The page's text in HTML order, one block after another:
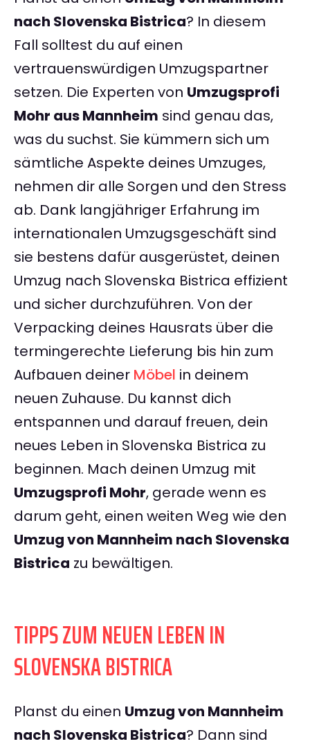
nach Slovenska Bistrica? In diesem
Fall solltest du auf einen
vertrauenswürdigen Umzugspartner
setzen. Die Experten von Umzugsprofi
Mohr aus Mannheim sind genau das,
was du suchst. Sie kümmern sich um
sämtliche Aspekte deines Umzuges,
nehmen dir alle Sorgen und den Stress
ab. Dank langjähriger Erfahrung im
internationalen Umzugsgeschäft sind
sie bestens dafür ausgerüstet, deinen
Umzug nach Slovenska Bistrica effizient
und sicher durchzuführen. Von der
Verpacking deines Hausrats über die
termingerechte Lieferung bis hin zum
Aufbauen deiner Möbel in deinem
neuen Zuhause. Du kannst dich
entspannen und darauf freuen, dein
neues Leben in Slovenska Bistrica zu
beginnen. Mach deinen Umzug mit
Umzugsprofi Mohr, gerade wenn es
darum geht, einen weiten Weg wie den
Umzug von Mannheim nach Slovenska
Bistrica zu bewältigen.
TIPPS ZUM NEUEN LEBEN IN
SLOVENSKA BISTRICA
Planst du einen Umzug von Mannheim
nach Slovenska Bistrica? Dann sind